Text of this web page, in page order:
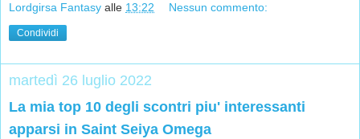
Lordgirsa Fantasy alle 13:22 Nessun commento:
Condividi
martedì 26 luglio 2022
La mia top 10 degli scontri piu' interessanti
apparsi in Saint Seiya Omega